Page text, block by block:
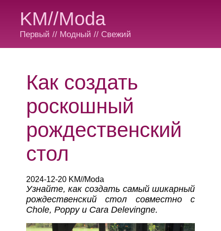
KM//Moda
Первый // Модный // Свежий
Как создать
роскошный
рождественский
стол
2024-12-20 KM//Moda
Узнайте, как создать самый шикарный
рождественский стол совместно с
Chole, Poppy и Cara Delevingne.